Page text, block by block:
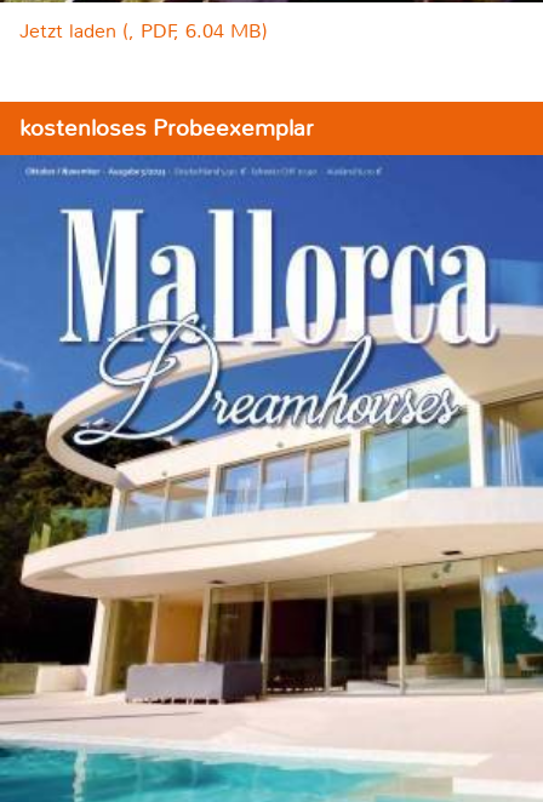
Jetzt laden (, PDF, 6.04 MB)
kostenloses Probeexemplar